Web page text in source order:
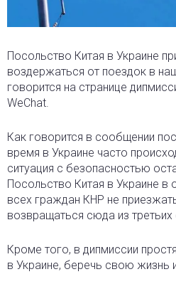
Посольство Китая в Украине
воздержаться от поездок в
говорится на странице
WeChat.
Как говорится в сообщении
время в Украине часто
ситуация с безопасностью
Посольство Китая в Украине в
всех граждан КНР не
возвращаться сюда из третьих
Кроме того, в дипмиссии
в Украине, беречь свою жизнь